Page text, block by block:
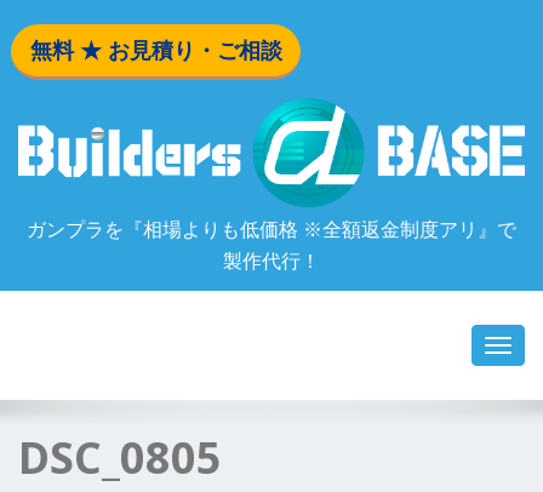
無料 ★ お見積り・ご相談
ガンプラを『相場よりも低価格 ※全額返金制度アリ』で
製作代行！
DSC_0805